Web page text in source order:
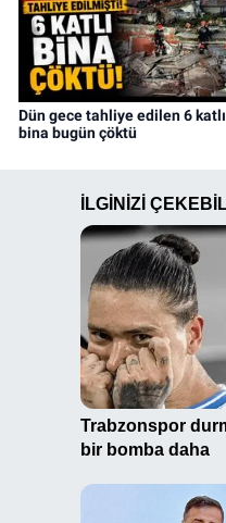
Dün gece tahliye edilen 6 katlı
bina bugün çöktü